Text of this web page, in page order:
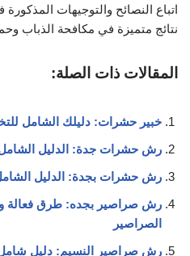
اتباع النصائح والتوجيهات
نتائج متميزة في مكافحة الذباب
المقالات ذات الصلة:
خبير حشرات: دليلك الشامل
رش حشرات جدة: الدليل
رش حشرات بجدة: الدليل
رش صراصير بجده: طرق فعالة
الصراصير
رش صراصير النسيم: دليل